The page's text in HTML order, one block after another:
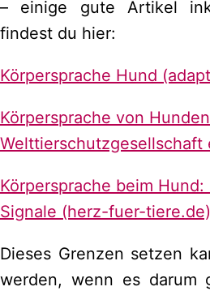
– einige gute Artikel
findest du hier:
Körpersprache Hund
Körpersprache von
Welttierschutzgesellschaft
Körpersprache beim
Signale (herz-fuer-tiere.de)
Dieses Grenzen setzen
werden, wenn es darum